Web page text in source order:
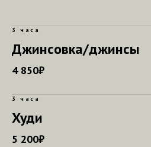
3 часа
Джинсовка/джинсы
4 850₽
3 часа
Худи
5 200₽